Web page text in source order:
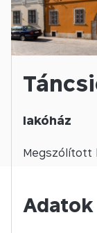
lakóház
Megszólított